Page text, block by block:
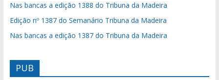
Nas bancas a edição 1388 do Tribuna da Madeira
Edição nº 1387 do Semanário Tribuna da Madeira
Nas bancas a edição 1387 do Tribuna da Madeira
PUB